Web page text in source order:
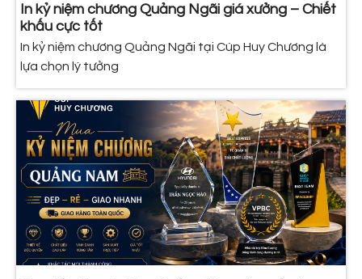
In kỷ niệm chương Quảng Ngãi giá xưởng – Chiết
khấu cực tốt
In kỷ niệm chương Quảng Ngãi tại Cúp Huy Chương là
lựa chọn lý tưởng